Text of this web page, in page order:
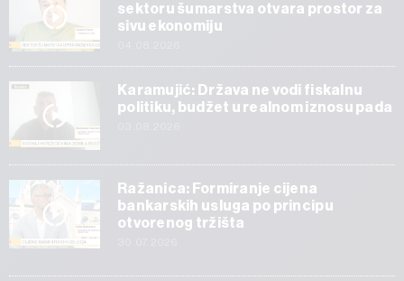
sektoru šumarstva otvara prostor za
sivu ekonomiju
Karamujić: Država ne vodi fiskalnu
politiku, budžet u realnom iznosu pada
Ražanica: Formiranje cijena
bankarskih usluga po principu
otvorenog tržišta